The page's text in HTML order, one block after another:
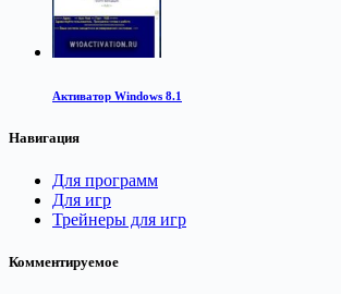
Активатор Windows 8.1
Навигация
Для программ
Для игр
Трейнеры для игр
Комментируемое